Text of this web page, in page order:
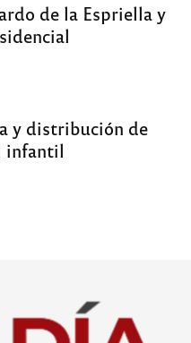
de la Espriella y
y distribución de
infantil